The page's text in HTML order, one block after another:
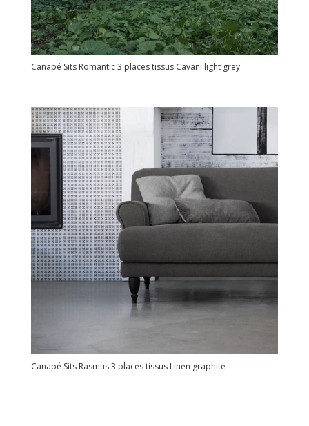
Canapé Sits Romantic 3 places tissus Cavani light grey
Canapé Sits Rasmus 3 places tissus Linen graphite